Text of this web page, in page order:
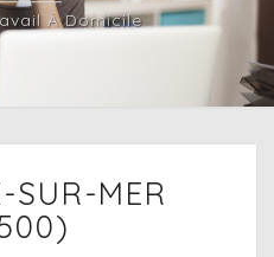
À Domicile
SEYNE-
SUR-
MER
SUR-MER